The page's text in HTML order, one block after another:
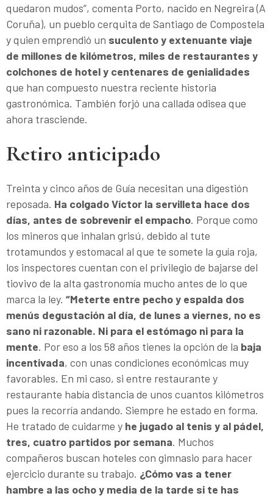
quedaron mudos”, comenta Porto, nacido en Negreira (A
Coruña), un pueblo cerquita de Santiago de Compostela
y quien emprendió un suculento y extenuante viaje
de millones de kilómetros, miles de restaurantes y
colchones de hotel y centenares de genialidades
que han compuesto nuestra reciente historia
gastronómica. También forjó una callada odisea que
ahora trasciende.
Retiro anticipado
Treinta y cinco años de Guía necesitan una digestión
reposada. Ha colgado Víctor la servilleta hace dos
días, antes de sobrevenir el empacho. Porque como
los mineros que inhalan grisú, debido al tute
trotamundos y estomacal al que te somete la guía roja,
los inspectores cuentan con el privilegio de bajarse del
tiovivo de la alta gastronomía mucho antes de lo que
marca la ley. “Meterte entre pecho y espalda dos
menús degustación al día, de lunes a viernes, no es
sano ni razonable. Ni para el estómago ni para la
mente. Por eso a los 58 años tienes la opción de la baja
incentivada, con unas condiciones económicas muy
favorables. En mi caso, si entre restaurante y
restaurante había distancia de unos cuantos kilómetros
pues la recorría andando. Siempre he estado en forma.
He tratado de cuidarme y he jugado al tenis y al pádel,
tres, cuatro partidos por semana. Muchos
compañeros buscan hoteles con gimnasio para hacer
ejercicio durante su trabajo. ¿Cómo vas a tener
hambre a las ocho y media de la tarde si te has